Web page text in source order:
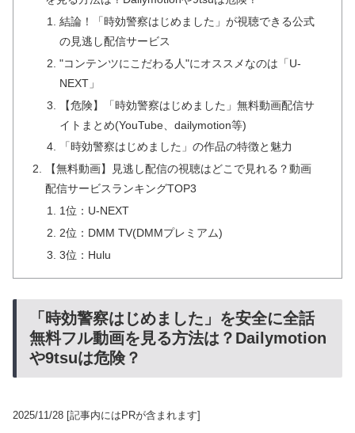
結論！「時効警察はじめました」が視聴できる公式
の見逃し配信サービス
"コンテンツにこだわる人"にオススメなのは「U-
NEXT」
【危険】「時効警察はじめました」無料動画配信サ
イトまとめ(YouTube、dailymotion等)
「時効警察はじめました」の作品の特徴と魅力
【無料動画】見逃し配信の視聴はどこで見れる？動画
配信サービスランキングTOP3
1位：U-NEXT
2位：DMM TV(DMMプレミアム)
3位：Hulu
「時効警察はじめました」を安全に全話
無料フル動画を見る方法は？Dailymotion
や9tsuは危険？
2025/11/28 [記事内にはPRが含まれます]